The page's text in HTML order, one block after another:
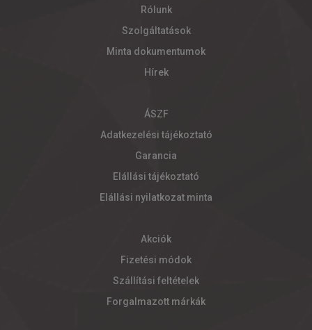
Rólunk
Szolgáltatások
Minta dokumentumok
Hírek
ÁSZF
Adatkezelési tájékoztató
Garancia
Elállási tájékoztató
Elállási nyilatkozat minta
Akciók
Fizetési módok
Szállítási feltételek
Forgalmazott márkák